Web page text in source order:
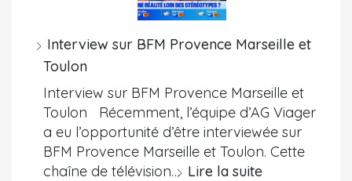
Interview sur BFM Provence Marseille et
Toulon
Interview sur BFM Provence Marseille et
Toulon Récemment, l’équipe d’AG Viager
a eu l’opportunité d’être interviewée sur
BFM Provence Marseille et Toulon. Cette
chaîne de télévision… Lire la suite